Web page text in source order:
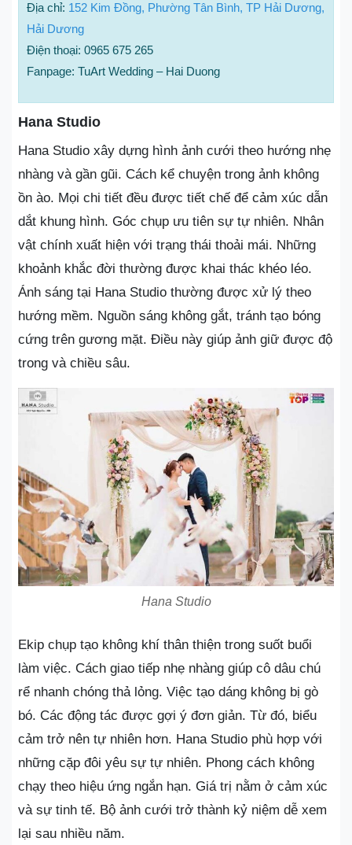
Địa chỉ: 152 Kim Đồng, Phường Tân Bình, TP Hải Dương,
Hải Dương
Điện thoại: 0965 675 265
Fanpage: TuArt Wedding – Hai Duong
Hana Studio
Hana Studio xây dựng hình ảnh cưới theo hướng nhẹ
nhàng và gần gũi. Cách kể chuyện trong ảnh không
ồn ào. Mọi chi tiết đều được tiết chế để cảm xúc dẫn
dắt khung hình. Góc chụp ưu tiên sự tự nhiên. Nhân
vật chính xuất hiện với trạng thái thoải mái. Những
khoảnh khắc đời thường được khai thác khéo léo.
Ánh sáng tại Hana Studio thường được xử lý theo
hướng mềm. Nguồn sáng không gắt, tránh tạo bóng
cứng trên gương mặt. Điều này giúp ảnh giữ được độ
trong và chiều sâu.
Hana Studio
Ekip chụp tạo không khí thân thiện trong suốt buổi
làm việc. Cách giao tiếp nhẹ nhàng giúp cô dâu chú
rể nhanh chóng thả lỏng. Việc tạo dáng không bị gò
bó. Các động tác được gợi ý đơn giản. Từ đó, biểu
cảm trở nên tự nhiên hơn. Hana Studio phù hợp với
những cặp đôi yêu sự tự nhiên. Phong cách không
chạy theo hiệu ứng ngắn hạn. Giá trị nằm ở cảm xúc
và sự tinh tế. Bộ ảnh cưới trở thành kỷ niệm dễ xem
lại sau nhiều năm.